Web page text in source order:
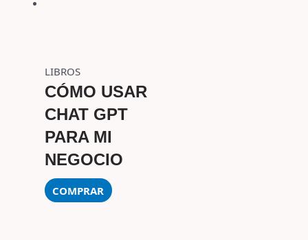
LIBROS
CÓMO USAR
CHAT GPT
PARA MI
NEGOCIO
COMPRAR